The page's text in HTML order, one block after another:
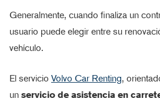
Generalmente, cuando finaliza un
usuario puede elegir entre su
vehículo.
El servicio Volvo Car Renting,
un servicio de asistencia en